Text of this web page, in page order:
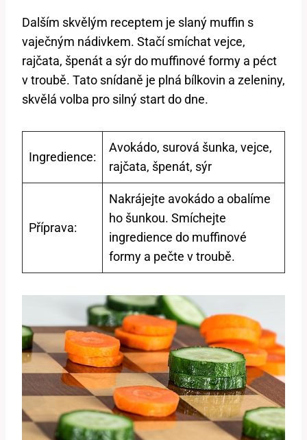
Dalším skvělým receptem je slaný muffin s
vaječným nádivkem. Stačí smíchat vejce,
rajčata, špenát a sýr do muffinové formy a péct
v troubě. Tato snídaně je plná bílkovin a zeleniny,
skvělá volba pro silný start do dne.
Ingredience:
Avokádo, surová šunka, vejce,
rajčata, špenát, sýr
Příprava:
Nakrájejte avokádo a obalíme
ho šunkou. Smíchejte
ingredience do muffinové
formy a pečte v troubě.